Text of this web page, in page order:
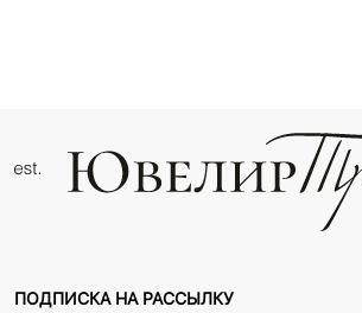
ПОДПИСКА НА РАССЫЛКУ